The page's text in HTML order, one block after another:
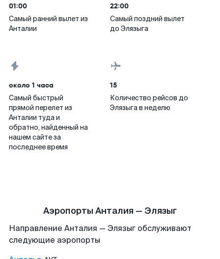
01:00
Самый ранний вылет из
Анталии
22:00
Самый поздний вылет
до Элязыга
около 1 часа
Самый быстрый
прямой перелет из
Анталии туда и
обратно, найденный на
нашем сайте за
последнее время
15
Количество рейсов до
Элязыга в неделю
Аэропорты Анталия — Элязыг
Направление Анталия — Элязыг обслуживают
следующие аэропорты